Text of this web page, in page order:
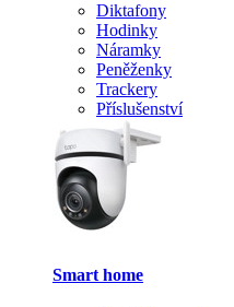
Diktafony
Hodinky
Náramky
Peněženky
Trackery
Příslušenství
Smart home